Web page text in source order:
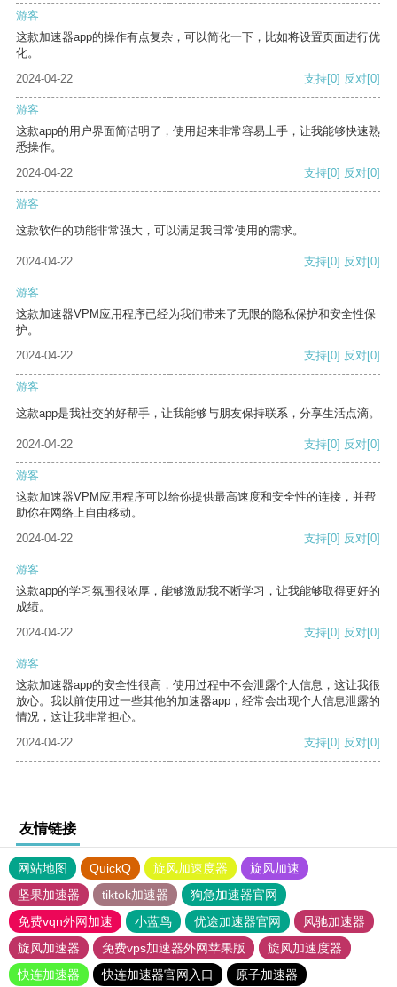
游客
这款加速器app的操作有点复杂，可以简化一下，比如将设置页面进行优
化。
2024-04-22
支持[0] 反对[0]
游客
这款app的用户界面简洁明了，使用起来非常容易上手，让我能够快速熟
悉操作。
2024-04-22
支持[0] 反对[0]
游客
这款软件的功能非常强大，可以满足我日常使用的需求。
2024-04-22 支持[0] 反对[0]
游客
这款加速器VPM应用程序已经为我们带来了无限的隐私保护和安全性保
护。
2024-04-22
支持[0] 反对[0]
游客
这款app是我社交的好帮手，让我能够与朋友保持联系，分享生活点滴。
2024-04-22 支持[0] 反对[0]
游客
这款加速器VPM应用程序可以给你提供最高速度和安全性的连接，并帮
助你在网络上自由移动。
2024-04-22
支持[0] 反对[0]
游客
这款app的学习氛围很浓厚，能够激励我不断学习，让我能够取得更好的
成绩。
2024-04-22
支持[0] 反对[0]
游客
这款加速器app的安全性很高，使用过程中不会泄露个人信息，这让我很
放心。我以前使用过一些其他的加速器app，经常会出现个人信息泄露的
情况，这让我非常担心。
2024-04-22
支持[0] 反对[0]
友情链接
网站地图 QuickQ 旋风加速度器
旋风加速
坚果加速器
tiktok加速器
狗急加速器官网
免费vqn外网加速
小蓝鸟 优途加速器官网
风驰加速器
旋风加速器
免费vps加速器外网苹果版
旋风加速度器
快连加速器
快连加速器官网入口 原子加速器